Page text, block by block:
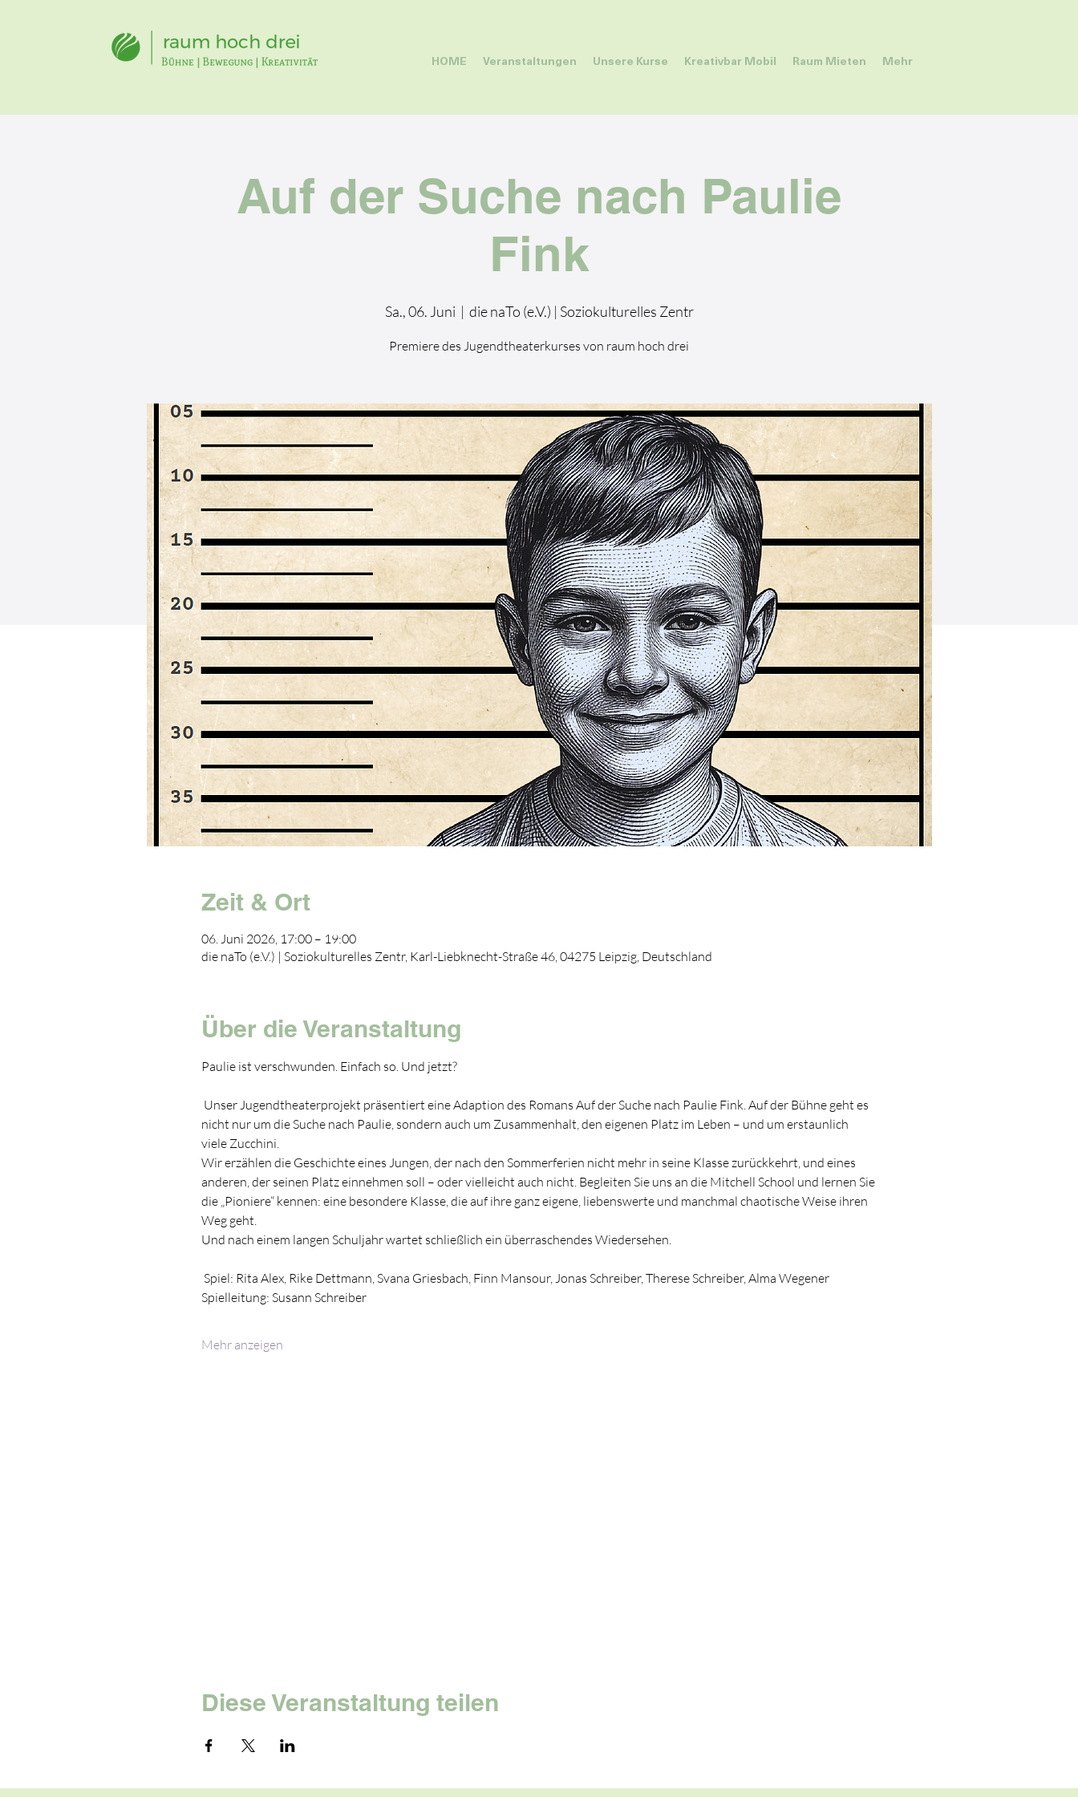
HOME Veranstaltungen Unsere Kurse Kreativbar Mobil Raum Mieten Mehr
Auf der Suche nach Paulie
Fink
Sa., 06. Juni
  |
die naTo (e.V.) | Soziokulturelles Zentr
Premiere des Jugendtheaterkurses von raum hoch drei
Zeit & Ort
06. Juni 2026, 17:00 – 19:00
die naTo (e.V.) | Soziokulturelles Zentr, Karl-Liebknecht-Straße 46, 04275 Leipzig, Deutschland
Über die Veranstaltung
Paulie ist verschwunden. Einfach so. Und jetzt?
nicht nur um die Suche nach Paulie, sondern auch um Zusammenhalt, den eigenen Platz im Leben – und um erstaunlich
viele Zucchini.
Wir erzählen die Geschichte eines Jungen, der nach den Sommerferien nicht mehr in seine Klasse zurückkehrt, und eines
anderen, der seinen Platz einnehmen soll – oder vielleicht auch nicht. Begleiten Sie uns an die Mitchell School und lernen Sie
die „Pioniere“ kennen: eine besondere Klasse, die auf ihre ganz eigene, liebenswerte und manchmal chaotische Weise ihren
Weg geht.
Und nach einem langen Schuljahr wartet schließlich ein überraschendes Wiedersehen.
Spiel: Rita Alex, Rike Dettmann, Svana Griesbach, Finn Mansour, Jonas Schreiber, Therese Schreiber, Alma Wegener
Spielleitung: Susann Schreiber
Mehr anzeigen
Diese Veranstaltung teilen